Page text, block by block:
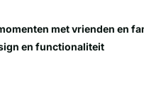
met vrienden en
en functionaliteit